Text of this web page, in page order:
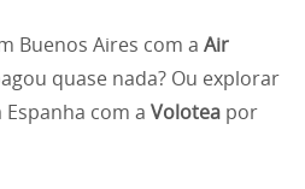
Buenos Aires com a Air
quase nada? Ou explorar
com a Volotea por